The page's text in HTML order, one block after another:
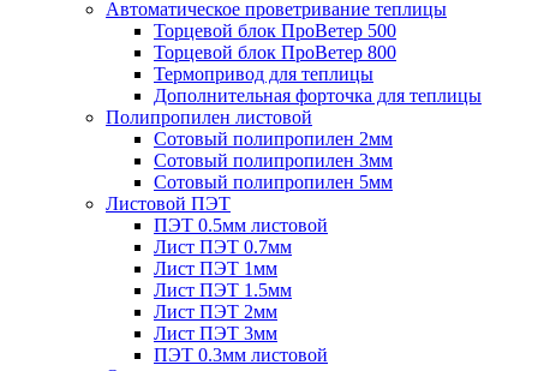
Автоматическое проветривание теплицы
Торцевой блок ПроВетер 500
Торцевой блок ПроВетер 800
Термопривод для теплицы
Дополнительная форточка для теплицы
Полипропилен листовой
Сотовый полипропилен 2мм
Сотовый полипропилен 3мм
Сотовый полипропилен 5мм
Листовой ПЭТ
ПЭТ 0.5мм листовой
Лист ПЭТ 0.7мм
Лист ПЭТ 1мм
Лист ПЭТ 1.5мм
Лист ПЭТ 2мм
Лист ПЭТ 3мм
ПЭТ 0.3мм листовой